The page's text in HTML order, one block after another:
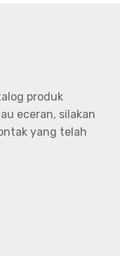
produk
eceran, silakan
yang telah